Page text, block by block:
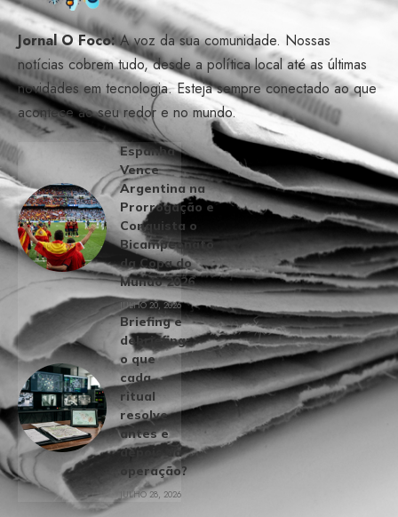
Jornal O Foco:A voz da sua comunidade. Nossas
notícias cobrem tudo, desde a política local até as últimas
novidades em tecnologia. Esteja sempre conectado ao que
acontece ao seu redor e no mundo.
Espanha
Vence
Argentina na
Prorrogação e
Conquista o
Bicampeonato
da Copa do
Mundo 2026
JULHO 20, 2026
Briefing e
debriefing:
o que
cada
ritual
resolve
antes e
depois da
operação?
JULHO 28, 2026